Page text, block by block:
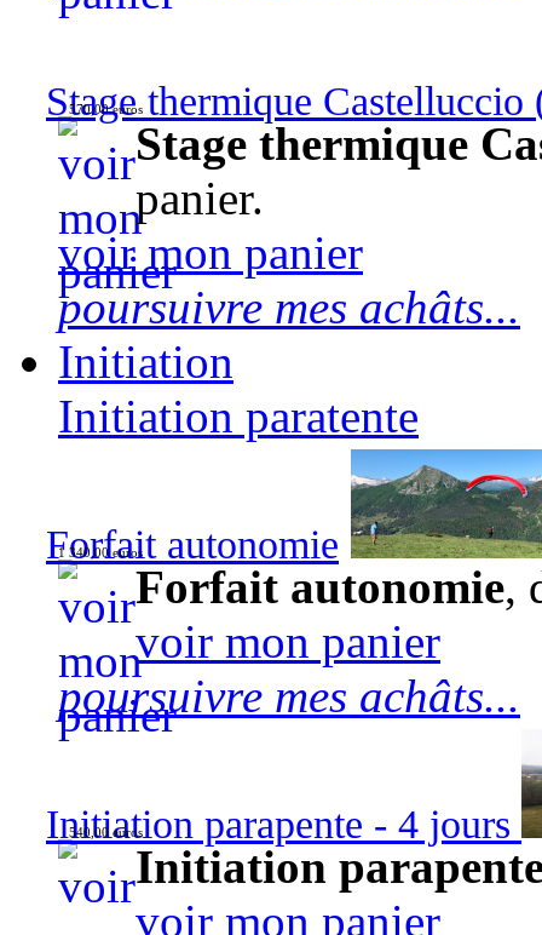
Stage thermique Castelluccio
570,00 euros
Stage thermique
panier.
voir mon panier
poursuivre mes achâts...
Initiation
Initiation paratente
Forfait autonomie
1 340,00 euros
Forfait autonomie,
voir mon panier
poursuivre mes achâts...
Initiation parapente - 4 jours
540,00 euros
Initiation
voir mon panier